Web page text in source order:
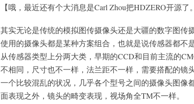
【哦，最近还有个大消息是Carl Zhou把HDZERO开源了
其实无论是传统的模拟图传摄像头还是大疆的数字图传
使用的摄像头都是某种方案组合，也就是说传感器都不
从传感器类型上分两大类，早期的CCD和目前主流的
不相同，尺寸也不一样，法兰距不一样，需要搭配的镜
一个比较混乱的状况，几乎各个型号之间的摄像头图像
面表现之外，镜头的畸变表现，视场角全TM不一样。